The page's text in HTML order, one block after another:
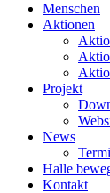
Menschen
Aktionen
Projekt
News
Halle
Kontakt